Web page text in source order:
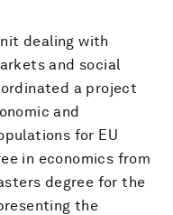
dealing with
and social
a project
and
for EU
in economics from
degree for the
the